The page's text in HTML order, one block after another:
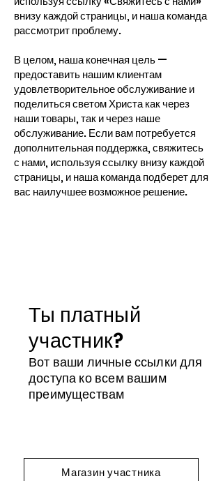
внизу каждой страницы, и наша команда
рассмотрит проблему.
В целом, наша конечная цель —
предоставить нашим клиентам
удовлетворительное обслуживание и
поделиться светом Христа как через
наши товары, так и через наше
обслуживание. Если вам потребуется
дополнительная поддержка, свяжитесь
с нами, используя ссылку внизу каждой
страницы, и наша команда подберет для
вас наилучшее возможное решение.
Ты платный
участник?
Вот ваши личные ссылки для
доступа ко всем вашим
преимуществам
Магазин участника